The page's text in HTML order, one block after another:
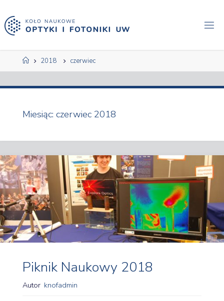
do
treści
Strona
główna
2018 czerwiec
Miesiąc: czerwiec 2018
Piknik Naukowy 2018
Autor knofadmin